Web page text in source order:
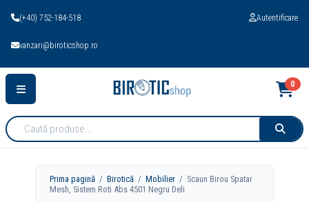
(+40) 752-184-518
vanzari@biroticshop.ro
Autentificare
Cauta
produse:
0
Prima pagină /Birotică /Mobilier / Scaun Birou Spatar
Mesh, Sistem Roti Abs 4501 Negru Deli